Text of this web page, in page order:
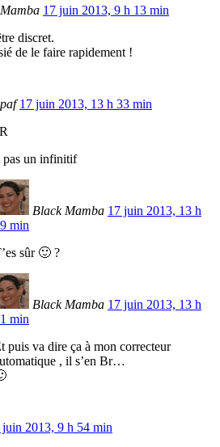
17 juin 2013, 9 h 13 min
discret.
de le faire rapidement !
paf 17 juin 2013, 13 h 33 min
pas un infinitif
Black Mamba 17 juin 2013, 13 h
min
sûr 🙂 ?
Black Mamba 17 juin 2013, 13 h
min
puis va dire ça à mon correcteur
, il s’en Br…
juin 2013, 9 h 54 min